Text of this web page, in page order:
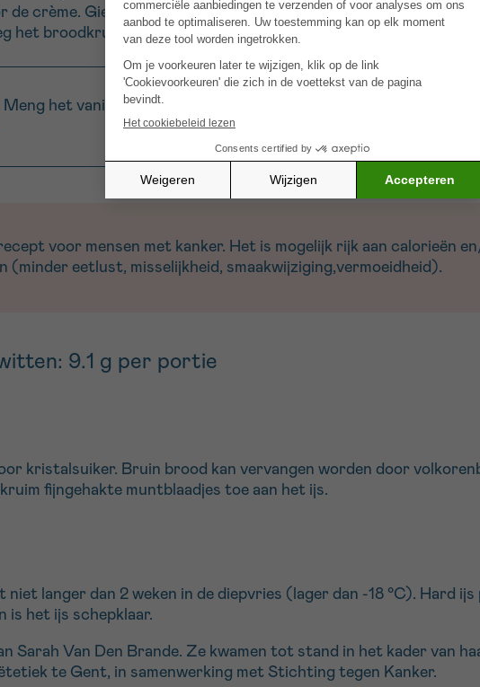
de crème. Giet in een geschikte bak en vries 4 uur in. Roer één
het broodkruim toe, meng en vries opnieuw in.
het vanille-aroma met de crème en laat draaien in de
voor mensen met kanker. Het is mogelijk rijk aan calorieën
(minder eetlust, misselijkheid, smaakwijziging,vermoeidheid).
9.1 g per portie
kristalsuiker. Bruin brood kan vervangen worden door
fijngehakte muntblaadjes toe aan het ijs.
niet langer dan 2 weken in de diepvries (lager dan -18 °C). Hard
is het ijs schepklaar.
Sarah Van Den Brande. Ze kwamen tot stand in het kader van
te Gent, in samenwerking met Stichting tegen Kanker.